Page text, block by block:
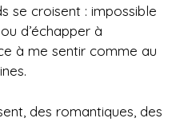
se croisent : impossible
d’échapper à
à me sentir comme au
des romantiques, des